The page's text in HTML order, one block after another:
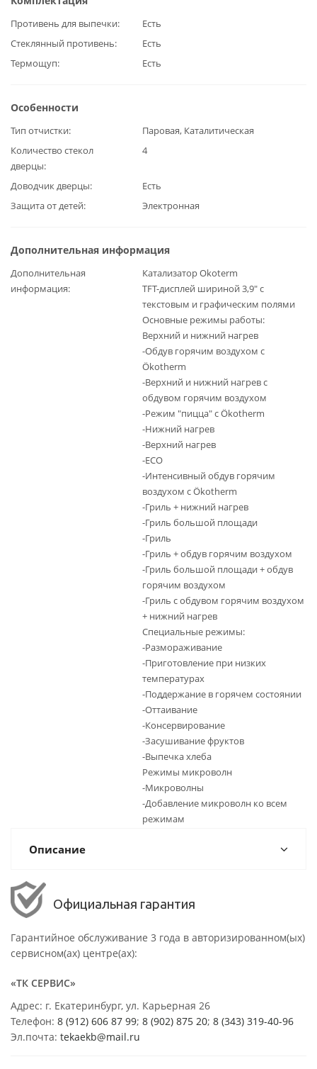
Противень для выпечки
Есть
Стеклянный противень
Есть
Термощуп
Есть
Особенности
Тип отчистки
Паровая, Каталитическая
Количество стекол
дверцы
4
Доводчик дверцы
Есть
Защита от детей
Электронная
Дополнительная информация
Дополнительная
информация
Катализатор Okoterm
TFT-дисплей шириной 3,9" с
текстовым и графическим полями
Основные режимы работы:
Верхний и нижний нагрев
-Обдув горячим воздухом с
Ökotherm
-Верхний и нижний нагрев с
обдувом горячим воздухом
-Режим "пицца" с Ökotherm
-Нижний нагрев
-Верхний нагрев
-ECO
-Интенсивный обдув горячим
воздухом с Ökotherm
-Гриль + нижний нагрев
-Гриль большой площади
-Гриль
-Гриль + обдув горячим воздухом
-Гриль большой площади + обдув
горячим воздухом
-Гриль с обдувом горячим воздухом
+ нижний нагрев
Специальные режимы:
-Размораживание
-Приготовление при низких
температурах
-Поддержание в горячем состоянии
-Оттаивание
-Консервирование
-Засушивание фруктов
-Выпечка хлеба
Режимы микроволн
-Микроволны
-Добавление микроволн ко всем
режимам
Описание
Официальная гарантия
Гарантийное обслуживание 3 года в авторизированном(ых)
сервисном(ах) центре(ах):
«ТК СЕРВИС»
Адрес: г. Екатеринбург, ул. Карьерная 26
Телефон: 8 (912) 606 87 99; 8 (902) 875 20; 8 (343) 319-40-96
Эл.почта: tekaekb@mail.ru